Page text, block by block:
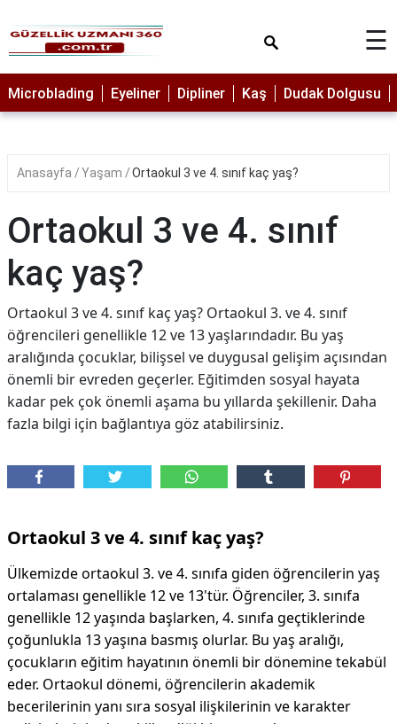
MAKYAJ
MİCROBLADİNG
LAZER
PROTEZ
PEELİNG
ERKEK
BAKIMI
CİLT
BAKIMI
DİPLİNER
☰
Microblading Eyeliner Dipliner Kaş Dudak Dolgusu
Anasayfa Yaşam Ortaokul 3 ve 4. sınıf kaç yaş?
Ortaokul 3 ve 4. sınıf
kaç yaş?
Ortaokul 3 ve 4. sınıf kaç yaş? Ortaokul 3. ve 4. sınıf
öğrencileri genellikle 12 ve 13 yaşlarındadır. Bu yaş
aralığında çocuklar, bilişsel ve duygusal gelişim açısından
önemli bir evreden geçerler. Eğitimden sosyal hayata
kadar pek çok önemli aşama bu yıllarda şekillenir. Daha
fazla bilgi için bağlantıya göz atabilirsiniz.
Ortaokul 3 ve 4. sınıf kaç yaş?
Ülkemizde ortaokul 3. ve 4. sınıfa giden öğrencilerin yaş
ortalaması genellikle 12 ve 13'tür. Öğrenciler, 3. sınıfa
genellikle 12 yaşında başlarken, 4. sınıfa geçtiklerinde
çoğunlukla 13 yaşına basmış olurlar. Bu yaş aralığı,
çocukların eğitim hayatının önemli bir dönemine tekabül
eder. Ortaokul dönemi, öğrencilerin akademik
becerilerinin yanı sıra sosyal ilişkilerinin ve karakter